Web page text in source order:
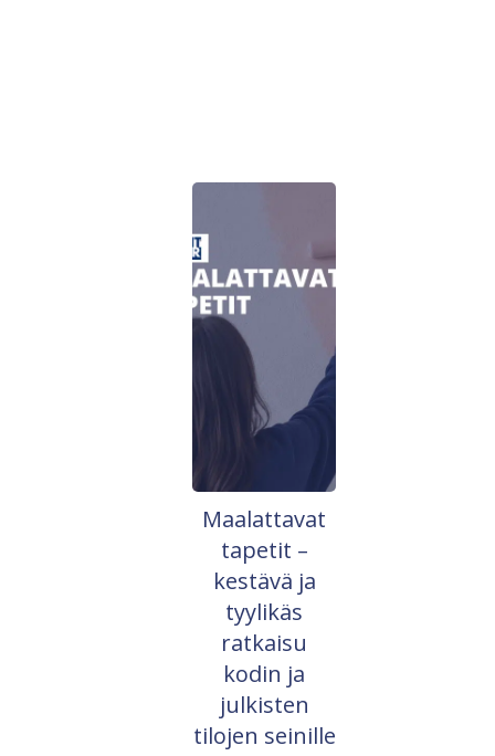
Maalattavat
tapetit –
kestävä ja
tyylikäs
ratkaisu
kodin ja
julkisten
tilojen seinille